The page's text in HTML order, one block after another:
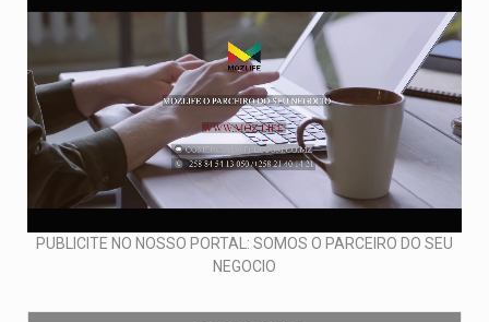
PUBLICITE NO NOSSO PORTAL: SOMOS O PARCEIRO DO SEU
NEGOCIO